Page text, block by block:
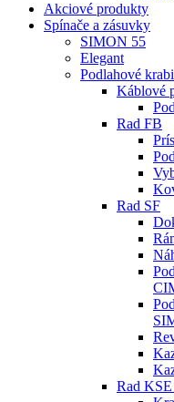
Akciové produkty
Spínače a zásuvky
SIMON 55
Elegant
Podlahové
Káblové
Rad FB
Rad SF
Rad